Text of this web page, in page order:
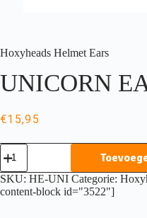
Hoxyheads Helmet Ears
UNICORN
€15,95
Hoxyheads
Helmet
Ears
UNICORN
EARS
SKU: HE-UNI Categorie:
content-block id="3522"]